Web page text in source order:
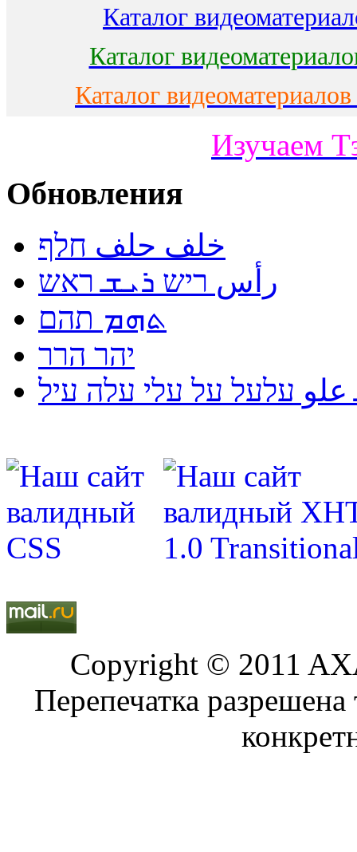
Каталог
Каталог
Каталог
Изучаем
Обновления
خلف حلف חלף
رأس ריש ܪܝܫ ראש
ܬܗܡ תהם
יהר הרר
עלעל על עלי עלה עיל
Copyright © 2011
Перепечатка